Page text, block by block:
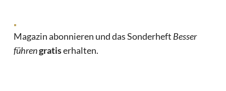
Magazin abonnieren und das Sonderheft Besser
führengratiserhalten.